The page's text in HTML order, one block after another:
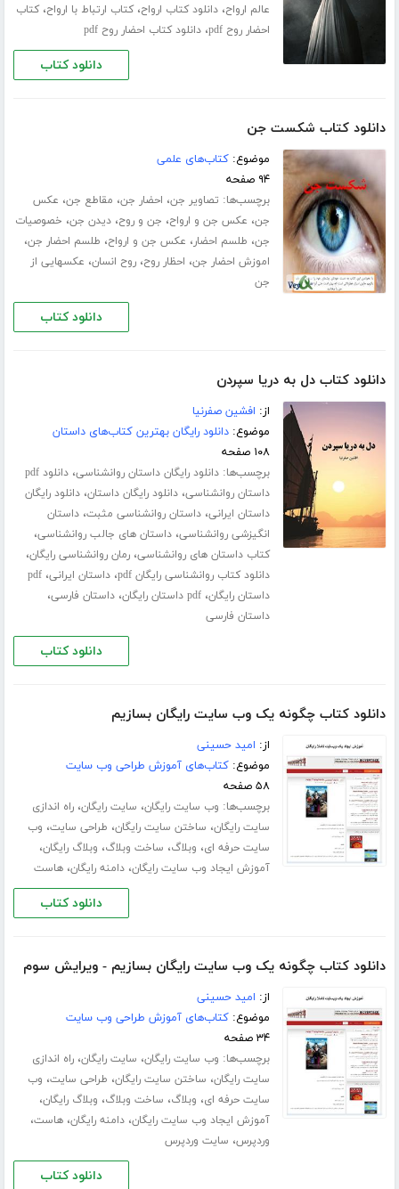
عالم ارواح،دانلود کتاب ارواح،کتاب ارتباط با ارواح،کتاب
احضار روح pdf
،دانلود کتاب احضار روح pdf
دانلود کتاب
دانلود کتاب شکست جن
موضوع:کتاب‌های علمی
۹۴ صفحه
برچسب‌ها: تصاویر جن، احضار جن، مقاطع جن، عکس
جن، عکس جن و ارواح، جن و روح،دیدن جن، خصوصیات
جن، طلسم احضار، عکس جن و ارواح، طلسم احضار جن،
اموزش احضار جن، احظار روح،روح انسان، عکسهایی از
جن
دانلود کتاب
دانلود کتاب دل به دریا سپردن
از: افشین صفرنیا
موضوع:دانلود رایگان بهترین کتاب‌های داستان
۱۰۸ صفحه
برچسب‌ها:دانلود رایگان داستان روانشناسی،
دانلود pdf
داستان روانشناسی،دانلود رایگان داستان،دانلود رایگان
داستان ایرانی،داستان روانشناسی مثبت،داستان
انگیزشی روانشناسی،داستان های جالب روانشناسی،
کتاب داستان های روانشناسی،رمان روانشناسی رایگان،
دانلود کتاب روانشناسی رایگان pdf ،داستان ایرانی،pdf
داستان رایگان،pdf داستان رایگان ،داستان فارسی،
داستان فارسی
دانلود کتاب
دانلود کتاب چگونه یک وب سایت رایگان بسازیم
از: امید حسینی
موضوع:کتاب‌های آموزش طراحی وب سایت
۵۸ صفحه
برچسب‌ها: وب سایت رایگان، سایت رایگان،راه اندازی
سایت رایگان، ساختن سایت رایگان، طراحی سایت، وب
سایت حرفه ای، وبلاگ، ساخت وبلاگ، وبلاگ رایگان،
آموزش ایجاد وب سایت رایگان،دامنه رایگان،هاست
دانلود کتاب
دانلود کتاب چگونه یک وب سایت رایگان بسازیم - ویرایش سوم
از: امید حسینی
موضوع:کتاب‌های آموزش طراحی وب سایت
۳۴ صفحه
برچسب‌ها: وب سایت رایگان، سایت رایگان،راه اندازی
سایت رایگان، ساختن سایت رایگان، طراحی سایت، وب
سایت حرفه ای، وبلاگ، ساخت وبلاگ، وبلاگ رایگان،
آموزش ایجاد وب سایت رایگان،دامنه رایگان،هاست،
وردپرس، سایت وردپرس
دانلود کتاب